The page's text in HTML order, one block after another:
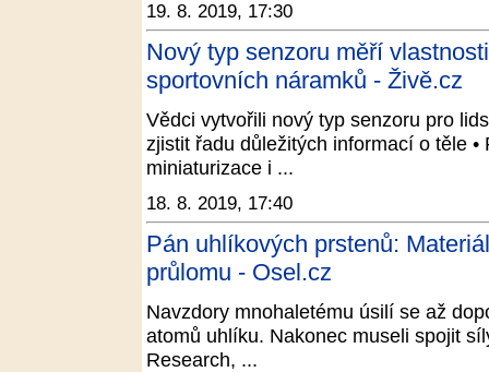
19. 8. 2019, 17:30
Nový typ senzoru měří
sportovních náramků - Živě.cz
Vědci vytvořili nový typ senzoru pro
zjistit řadu důležitých informací o těle
miniaturizace i ...
18. 8. 2019, 17:40
Pán uhlíkových prstenů:
průlomu - Osel.cz
Navzdory mnohaletému úsilí se až
atomů uhlíku. Nakonec museli spojit
Research, ...